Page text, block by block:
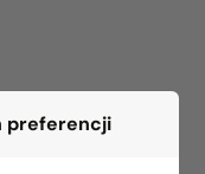
preferencji